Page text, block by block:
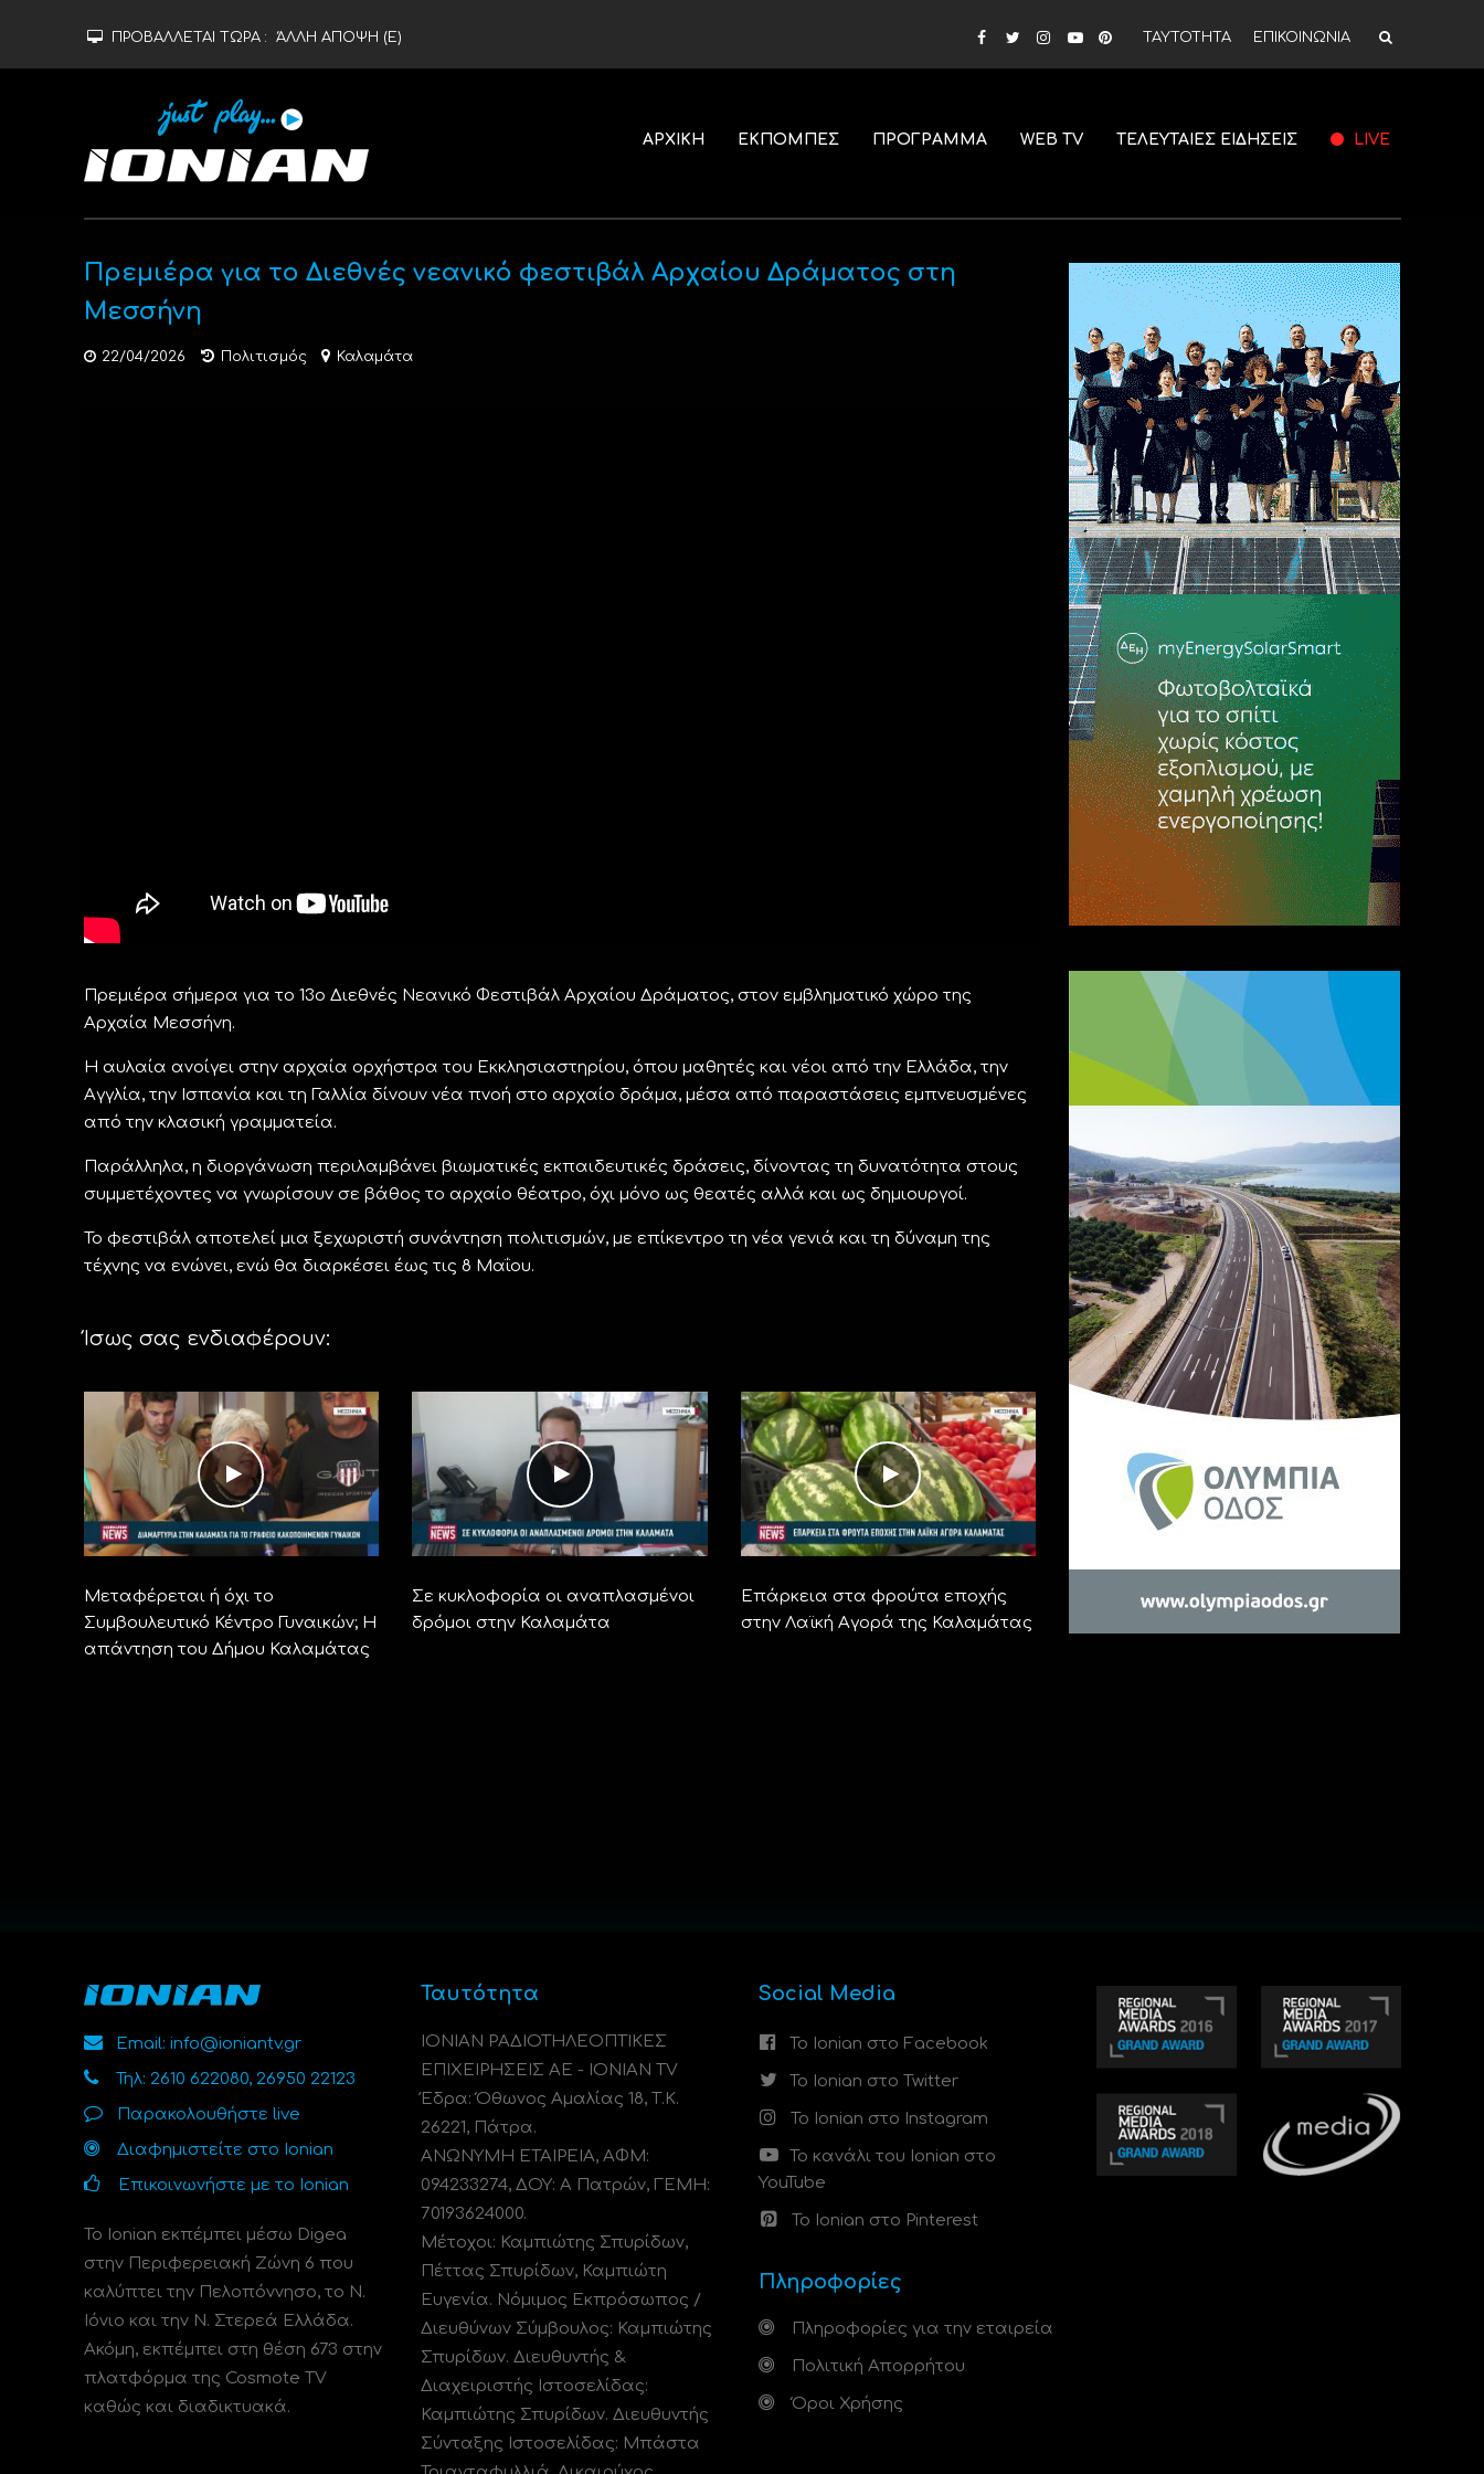
ΠΡΟΒΑΛΛΕΤΑΙ ΤΩΡΑ : ΆΛΛΗ ΑΠΟΨΗ (Ε) ΤΑΥΤΟΤΗΤΑ ΕΠΙΚΟΙΝΩΝΙΑ
ΑΡΧΙΚΗ ΕΚΠΟΜΠΕΣ ΠΡΟΓΡΑΜΜΑ WEB TV ΤΕΛΕΥΤΑΙΕΣ ΕΙΔΗΣΕΙΣ LIVE
Πρεμιέρα για το Διεθνές νεανικό φεστιβάλ Αρχαίου Δράματος στη
Μεσσήνη
22/04/2026 Πολιτισμός Καλαμάτα
Πρεμιέρα σήμερα για το 13ο Διεθνές Νεανικό Φεστιβάλ Αρχαίου Δράματος, στον εμβληματικό χώρο της
Αρχαία Μεσσήνη.
Η αυλαία ανοίγει στην αρχαία ορχήστρα του Εκκλησιαστηρίου, όπου μαθητές και νέοι από την Ελλάδα, την
Αγγλία, την Ισπανία και τη Γαλλία δίνουν νέα πνοή στο αρχαίο δράμα, μέσα από παραστάσεις εμπνευσμένες
από την κλασική γραμματεία.
Παράλληλα, η διοργάνωση περιλαμβάνει βιωματικές εκπαιδευτικές δράσεις, δίνοντας τη δυνατότητα στους
συμμετέχοντες να γνωρίσουν σε βάθος το αρχαίο θέατρο, όχι μόνο ως θεατές αλλά και ως δημιουργοί.
Το φεστιβάλ αποτελεί μια ξεχωριστή συνάντηση πολιτισμών, με επίκεντρο τη νέα γενιά και τη δύναμη της
τέχνης να ενώνει, ενώ θα διαρκέσει έως τις 8 Μαΐου.
Ίσως σας ενδιαφέρουν:
Μεταφέρεται ή όχι το
Συμβουλευτικό Κέντρο Γυναικών; Η
απάντηση του Δήμου Καλαμάτας
Σε κυκλοφορία οι αναπλασμένοι
δρόμοι στην Καλαμάτα
Επάρκεια στα φρούτα εποχής
στην Λαϊκή Αγορά της Καλαμάτας
Email: info@ioniantv.gr
Τηλ: 2610 622080, 26950 22123
Παρακολουθήστε live
Διαφημιστείτε στο Ionian
Επικοινωνήστε με το Ionian
Το Ionian εκπέμπει μέσω Digea
στην Περιφερειακή Ζώνη 6 που
καλύπτει την Πελοπόννησο, το N.
Ιόνιο και την Ν. Στερεά Ελλάδα.
Ακόμη, εκπέμπει στη θέση 673 στην
πλατφόρμα της Cosmote TV
καθώς και διαδικτυακά.
Ταυτότητα
ΙΟΝΙΑΝ ΡΑΔΙΟΤΗΛΕΟΠΤΙΚΕΣ
ΕΠΙΧΕΙΡΗΣΕΙΣ ΑΕ - IONIAN TV
Έδρα: Όθωνος Αμαλίας 18, Τ.Κ.
26221, Πάτρα.
ΑΝΩΝΥΜΗ ΕΤΑΙΡΕΙΑ, ΑΦΜ:
094233274, ΔΟΥ: A Πατρών, ΓΕΜΗ:
70193624000.
Μέτοχοι: Καμπιώτης Σπυρίδων,
Πέττας Σπυρίδων, Καμπιώτη
Ευγενία. Νόμιμος Εκπρόσωπος /
Διευθύνων Σύμβουλος: Καμπιώτης
Σπυρίδων. Διευθυντής &
Διαχειριστής Ιστοσελίδας:
Καμπιώτης Σπυρίδων. Διευθυντής
Σύνταξης Ιστοσελίδας: Μπάστα
Social Media
Το Ionian στο Facebook
Το Ionian στο Twitter
Το Ionian στο Instagram
Το κανάλι του Ionian στο
YouTube
Το Ionian στο Pinterest
Πληροφορίες
Πληροφορίες για την εταιρεία
Πολιτική Απορρήτου
Όροι Χρήσης